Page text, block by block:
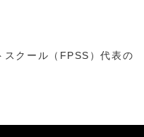
クール（FPSS）代表の